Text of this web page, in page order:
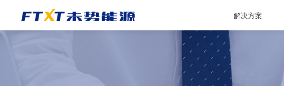
解决方案